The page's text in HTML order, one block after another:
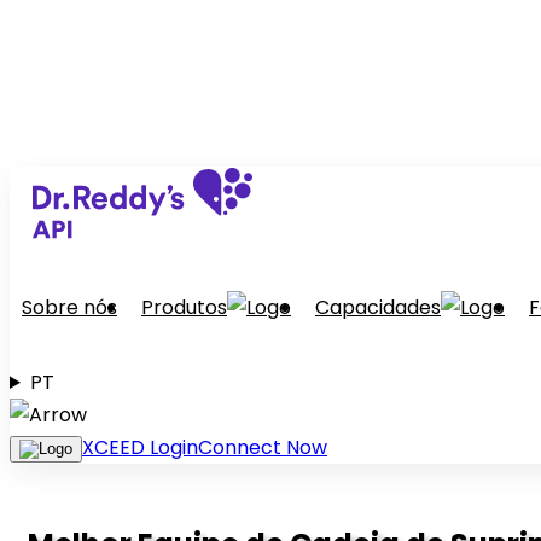
Sobre nós Produtos Capacidades
PT
XCEED LoginConnect Now